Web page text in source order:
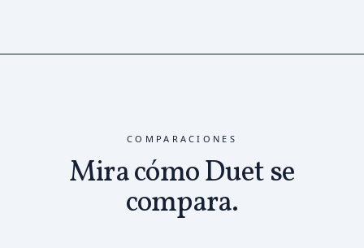
COMPARACIONES
Mira cómo Duetse
compara.